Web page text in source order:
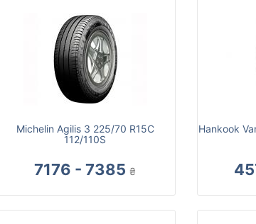
Michelin Agilis 3 225/70 R15C
112/110S
7176 - 7385 ₴
Hankook